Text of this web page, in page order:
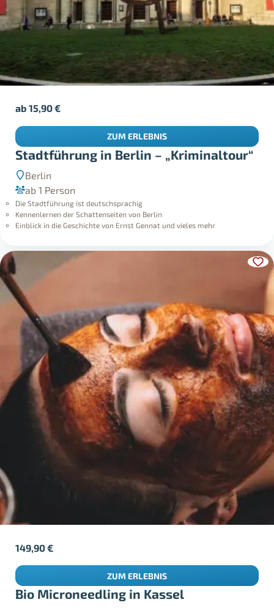
Stadtführung in Berlin – „Kriminaltour“
Berlin
ab 1 Person
Die Stadtführung ist deutschsprachig
Kennenlernen der Schattenseiten von Berlin
Einblick in die Geschichte von Ernst Gennat und vieles mehr
ab15,90€
ZUM ERLEBNIS
Bio Microneedling in Kassel
149,90€
ZUM ERLEBNIS